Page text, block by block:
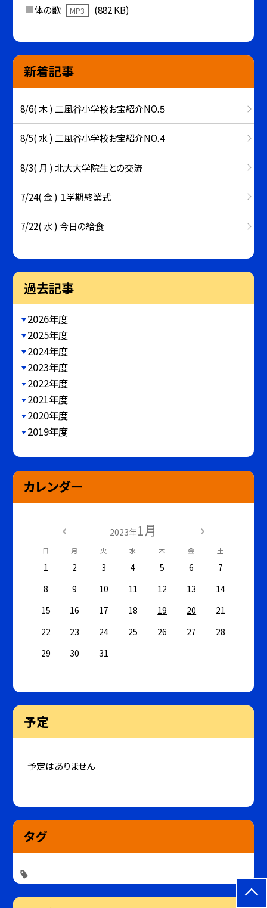
体の歌
MP3 (882 KB)
新着記事
8/6( 木 ) 二風谷小学校お宝紹介NO.５
8/5( 水 ) 二風谷小学校お宝紹介NO.４
8/3( 月 ) 北大大学院生との交流
7/24( 金 ) １学期終業式
7/22( 水 ) 今日の給食
過去記事
2026年度
2025年度
2024年度
2023年度
2022年度
2021年度
2020年度
2019年度
カレンダー
2023年1月
日 月 火 水 木 金 土
1 2 3 4 5 6
7
8
9 10 11 12 13
14
15
16 17 18 19 20
21
22
23 24 25 26 27
28
29
30 31
予定
予定はありません
タグ